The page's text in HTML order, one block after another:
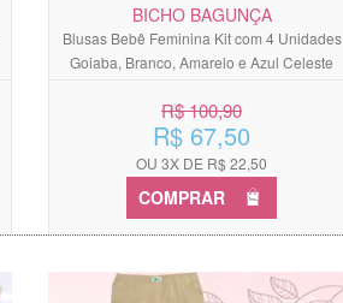
BICHO BAGUNÇA
Blusas Bebê Feminina Kit com 4 Unidades
Goiaba, Branco, Amarelo e Azul Celeste
R$ 100,90
R$ 67,50
OU 3X DE R$ 22,50
COMPRAR